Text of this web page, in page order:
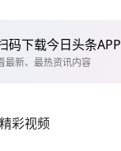
码下载今日头条APP
最新、最热资讯内容
精彩视频